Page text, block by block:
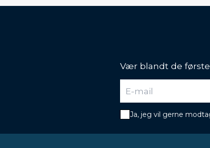
Vær blandt de
Ja, jeg vil gerne